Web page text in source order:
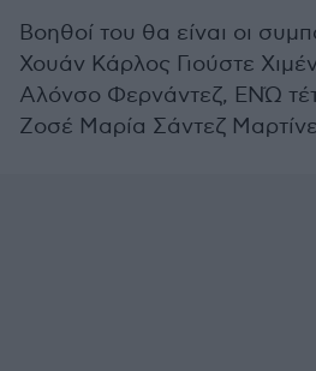
Βοηθοί του θα είναι οι
Χουάν Κάρλος Γιούστε
Αλόνσο Φερνάντεζ, ΕΝΏ
Ζοσέ Μαρία Σάντεζ